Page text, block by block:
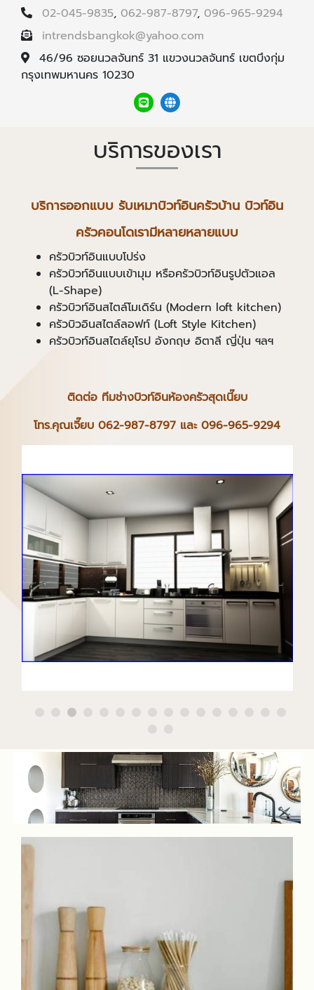
02-045-9835, 062-987-8797, 096-965-9294
intrendsbangkok@yahoo.com
46/96 ซอยนวลจันทร์ 31 แขวงนวลจันทร์ เขตบึงกุ่ม
กรุงเทพมหานคร 10230
บริการของเรา
บริการออกแบบ รับเหมาบิวท์อินครัวบ้าน บิวท์อิน
ครัวคอนโดเรามีหลายหลายแบบ
ครัวบิวท์อินแบบโปร่ง
ครัวบิวท์อินแบบเข้ามุม หรือครัวบิวท์อินรูปตัวแอล
(L-Shape)
ครัวบิวท์อินสไตล์โมเดิร์น (Modern loft kitchen)
ครัวบิวอินสไตล์ลอฟท์ (Loft Style Kitchen)
ครัวบิวท์อินสไตล์ยุโรป อังกฤษ อิตาลี ญี่ปุ่น ฯลฯ
ติดต่อ ทีมช่างบิวท์อินห้องครัวสุดเนี๊ยบ
โทร.คุณเจี๊ยบ 062-987-8797 และ 096-965-9294